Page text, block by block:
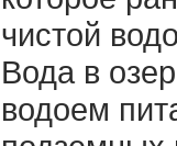
чистой
Вода в
водоем